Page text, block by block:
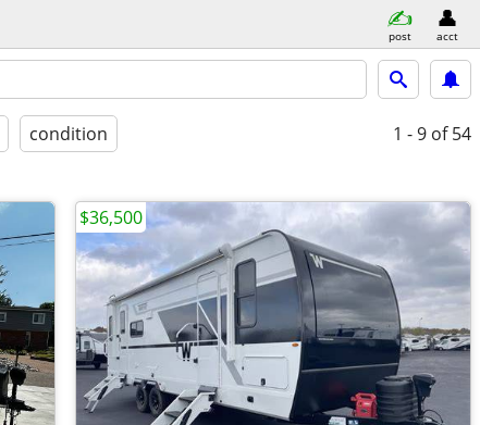
post acct
condition 1 - 9 of 54
$36,500